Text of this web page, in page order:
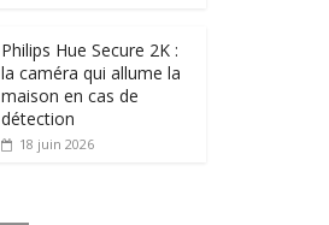
Philips Hue Secure 2K :
la caméra qui allume la
maison en cas de
détection
18 juin 2026